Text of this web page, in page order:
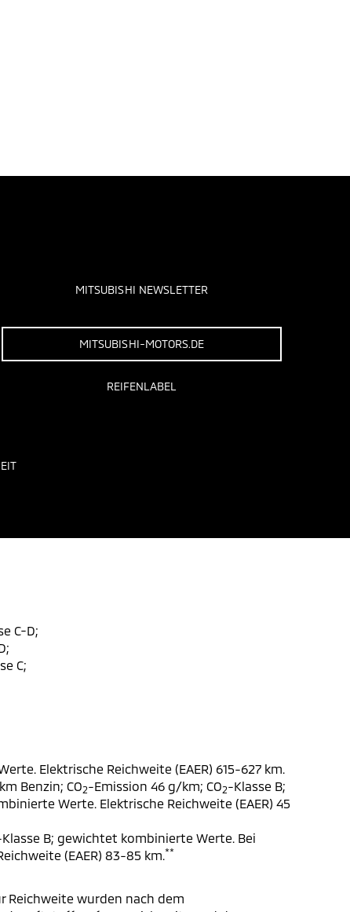
MITSUBISHI NEWSLETTER
MITSUBISHI-MOTORS.DE
REIFENLABEL
C-D;
C;
Elektrische Reichweite (EAER) 615-627 km.
Benzin; CO2-Emission 46 g/km; CO2-Klasse B;
Werte. Elektrische Reichweite (EAER) 45
B; gewichtet kombinierte Werte. Bei
(EAER) 83-85 km.**
Reichweite wurden nach dem